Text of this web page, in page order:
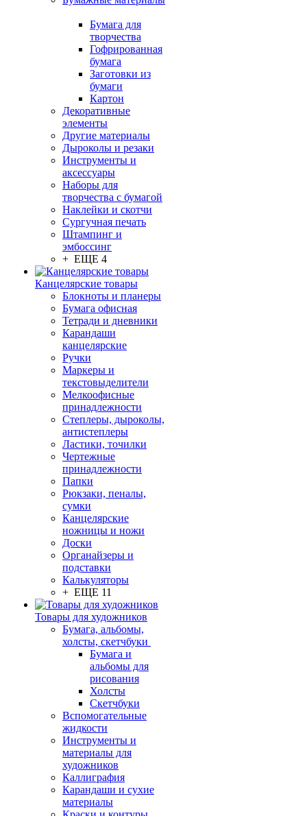
Бумага для
творчества
Гофрированная
бумага
Заготовки из
бумаги
Картон
Декоративные
элементы
Другие материалы
Дыроколы и резаки
Инструменты и
аксессуары
Наборы для
творчества с бумагой
Наклейки и скотчи
Сургучная печать
Штампинг и
эмбоссинг
+ ЕЩЕ 4
Канцелярские товары
Блокноты и планеры
Бумага офисная
Тетради и дневники
Карандаши
канцелярские
Ручки
Маркеры и
текстовыделители
Мелкоофисные
принадлежности
Степлеры, дыроколы,
антистеплеры
Ластики, точилки
Чертежные
принадлежности
Папки
Рюкзаки, пеналы,
сумки
Канцелярские
ножницы и ножи
Доски
Органайзеры и
подставки
Калькуляторы
+ ЕЩЕ 11
Товары для художников
Бумага, альбомы,
холсты, скетчбуки
Бумага и
альбомы для
рисования
Холсты
Скетчбуки
Вспомогательные
жидкости
Инструменты и
материалы для
художников
Каллиграфия
Карандаши и сухие
материалы